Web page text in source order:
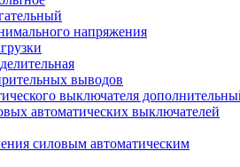
напряжения
выводов
выключателя
автоматических выключателей
силовым автоматическим